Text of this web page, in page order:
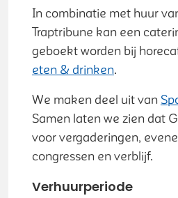
In combinatie met huur
Traptribune kan een
geboekt worden bij
eten & drinken.
We maken deel uit van
Samen laten we zien dat
voor vergaderingen,
congressen en verblijf.
Verhuurperiode